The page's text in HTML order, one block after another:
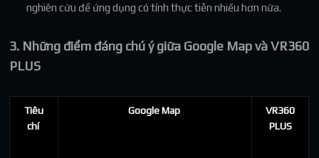
nghiên cứu để ứng dụng có tính thực tiễn nhiều hơn nữa.
3. Những điểm đáng chú ý giữa Google Map và VR360
PLUS
Tiêu
chí
Google Map
VR360
PLUS